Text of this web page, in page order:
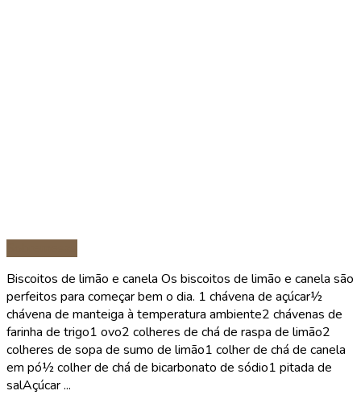
Biscoitos de limão e canela Os biscoitos de limão e canela são
perfeitos para começar bem o dia. 1 chávena de açúcar½
chávena de manteiga à temperatura ambiente2 chávenas de
farinha de trigo1 ovo2 colheres de chá de raspa de limão2
colheres de sopa de sumo de limão1 colher de chá de canela
em pó½ colher de chá de bicarbonato de sódio1 pitada de
salAçúcar ...